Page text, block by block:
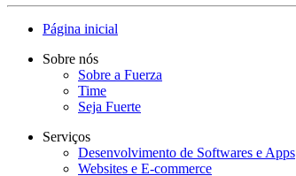
Página inicial
Sobre nós
Sobre a Fuerza
Time
Seja Fuerte
Serviços
Desenvolvimento de Softwares e Apps
Websites e E-commerce